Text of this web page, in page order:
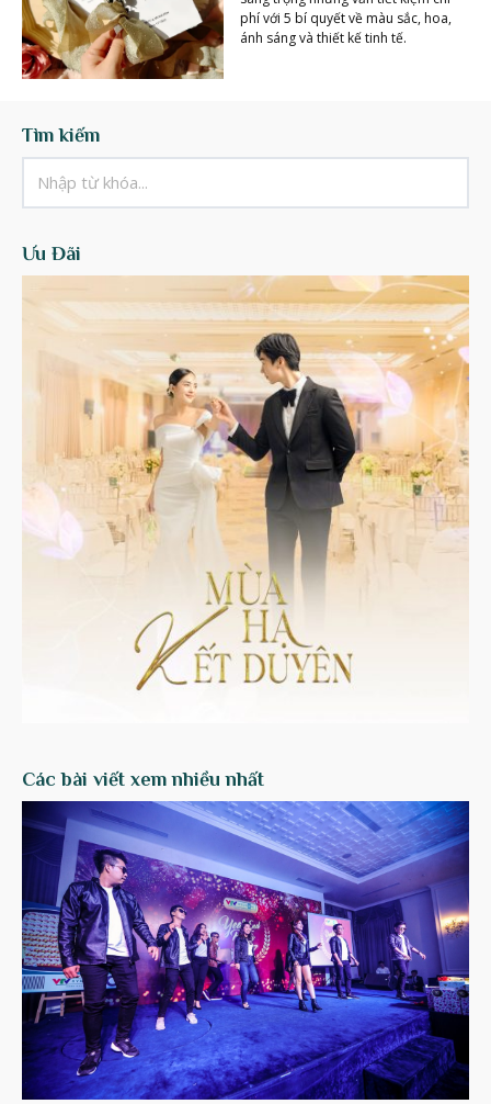
phí với 5 bí quyết về màu sắc, hoa,
ánh sáng và thiết kế tinh tế.
Tìm kiếm
Ưu Đãi
Các bài viết xem nhiều nhất